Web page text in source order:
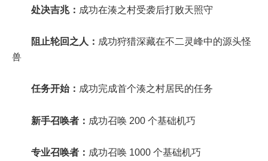
处决吉兆： 成功在湊之村受袭后打败天照守
阻止轮回之人： 成功狩猎深藏在不二灵峰中的源头怪
兽
任务开始： 成功完成首个湊之村居民的任务
新手召唤者： 成功召唤 200 个基础机巧
专业召唤者： 成功召唤 1000 个基础机巧